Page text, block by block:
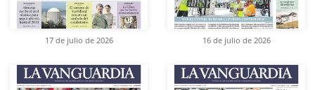
17 de julio de 2026 16 de julio de 2026